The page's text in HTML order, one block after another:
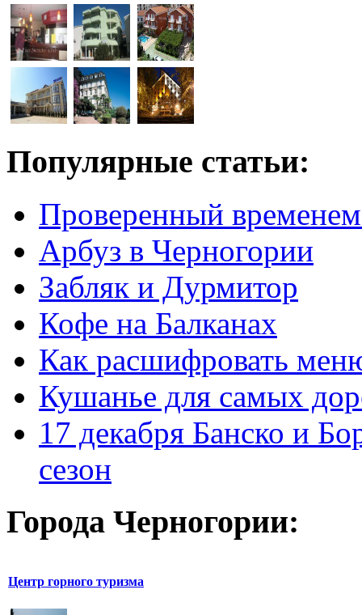
Популярные статьи:
Проверенный временем
Арбуз в Черногории
Забляк и Дурмитор
Кофе на Балканах
Как расшифровать
Кушанье для самых
17 декабря Банско и
сезон
Города Черногории:
Центр горного туризма